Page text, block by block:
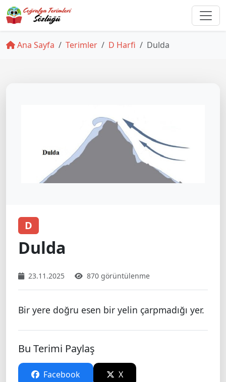
Ana Sayfa Terimler D Harfi Dulda
D
Dulda
23.11.2025 870 görüntülenme
Bir yere doğru esen bir yelin çarpmadığı yer.
Bu Terimi Paylaş
Facebook X